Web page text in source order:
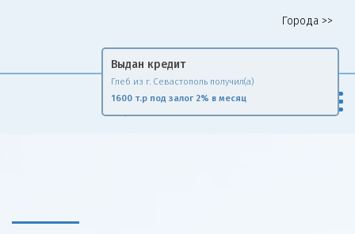
Города >>
FinRise
Выдан кредит
Глеб из г. Севастополь получил(а)
1600 т.р под залог 2% в месяц